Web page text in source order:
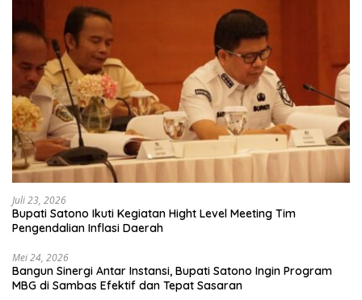
Juli 23, 2026
Bupati Satono Ikuti Kegiatan Hight Level Meeting Tim
Pengendalian Inflasi Daerah
Mei 24, 2026
Bangun Sinergi Antar Instansi, Bupati Satono Ingin Program
MBG di Sambas Efektif dan Tepat Sasaran